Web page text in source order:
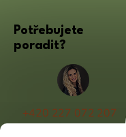
Potřebujete
poradit?
+420 227 072 207
(Po - Pá 9:00 - 17:00)